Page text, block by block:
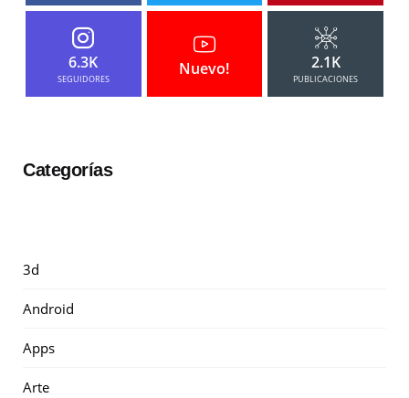
6.3K
SEGUIDORES
Nuevo! 2.1K
PUBLICACIONES
Categorías
3d
Android
Apps
Arte